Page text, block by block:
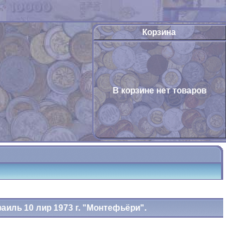
Корзина
В корзине нет товаров
10 лир 1973 г. "Монтефьёри".